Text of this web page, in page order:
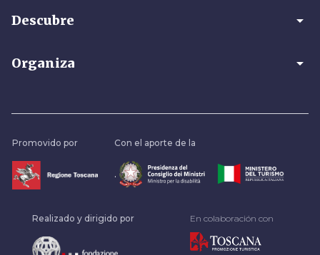
Descubre arrow_drop_down
Organiza arrow_drop_down
Promovido por Con el aporte de la
.
Realizado y dirigido por En colaboración con